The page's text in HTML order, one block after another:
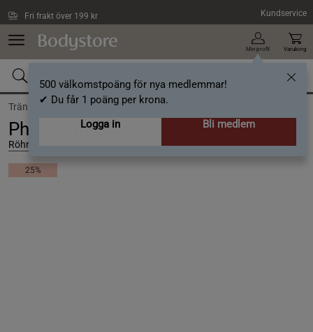
Fri frakt över 199 kr Kundservice
Min profil
500 välkomstpoäng för nya medlemmar!
✔ Du får 1 poäng per krona.
Logga in
Bli medlem
Varukorg
Träning / Träningskläder dam /Jackor & Västar
Phoebe Pile Jacket, Peyote Beige, L
Röhnisch
25%